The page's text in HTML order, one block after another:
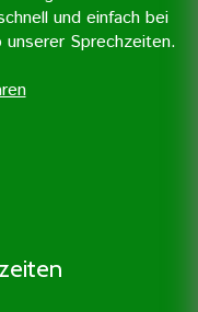
»
und einfach bei
unserer Sprechzeiten.